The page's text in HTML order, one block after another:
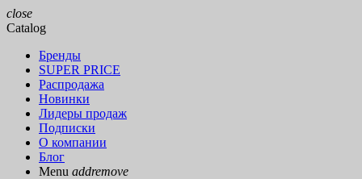
close
Catalog
Бренды
SUPER PRICE
Распродажа
Новинки
Лидеры продаж
Подписки
О компании
Блог
Menu addremove